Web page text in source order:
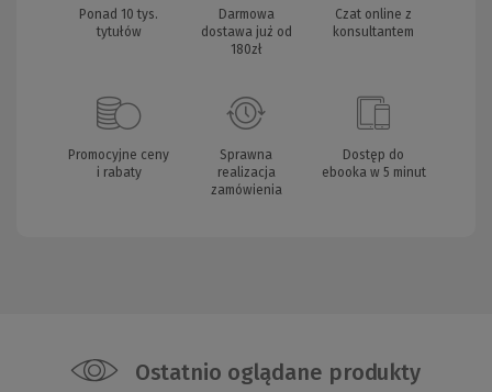
Ponad 10 tys.
tytułów
Darmowa
dostawa już od
180zł
Czat online z
konsultantem
Promocyjne ceny
i rabaty
Sprawna
realizacja
zamówienia
Dostęp do
ebooka w 5 minut
Ostatnio oglądane produkty